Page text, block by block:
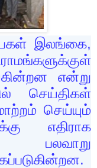
இலங்கை,
என்று
செய்திகள்
செய்யும்
எதிராக